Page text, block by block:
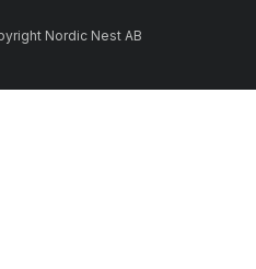
Nordic Nest AB